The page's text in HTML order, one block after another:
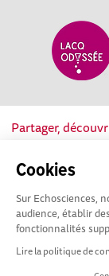
Cookies
Sur Echosciences,
audience, établir
fonctionnalités
Lire la politique de
Partager,
culture
Mentions légales
|Ligne